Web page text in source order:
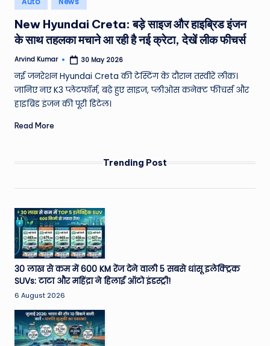
e
a
t
h
er
,
T
c
h
&
M
o
vi
e
e
in
New Hyundai Creta: बड़े साइज और हाइब्रिड इंजन
के साथ तहलका मचाने आ रही है नई क्रेटा, देखें लीक फीचर्स
Posted
Arvind Kumar 30 May 2026
नई जनरेशन Hyundai Creta की टेस्टिंग के दौरान तस्वीरें लीक।
जानिए नए K3 प्लेटफॉर्म, बढ़े हुए साइज, प्लीओस कनेक्ट फीचर्स और
हाइब्रिड इंजन की पूरी डिटेल।
Read More
Trending Post
30 लाख से कम में 600 KM रेंज देने वाली 5 सबसे धांसू इलेक्ट्रिक
SUVs: टाटा और महिंद्रा ने हिलाई ऑटो इंडस्ट्री!
6 August 2026